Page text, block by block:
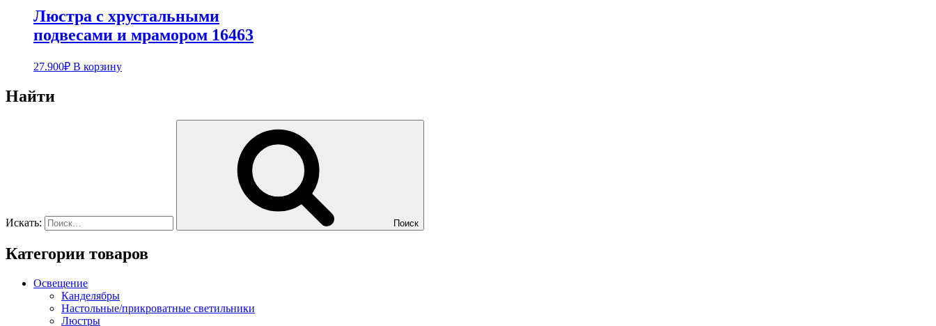
Люстра с хрустальными
подвесами и мрамором 16463
27.900₽ В корзину
Найти
Искать: Поиск
Категории товаров
Освещение
Канделябры
Настольные/прикроватные светильники
Люстры